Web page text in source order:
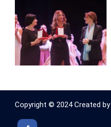
Copyright © 2024 Created by